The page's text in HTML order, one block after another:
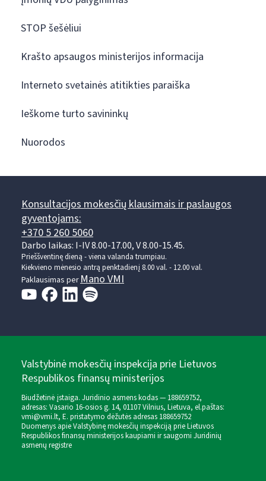
STOP šešėliui
Krašto apsaugos ministerijos informacija
Interneto svetainės atitikties paraiška
Ieškome turto savininkų
Nuorodos
Konsultacijos mokesčių klausimais ir paslaugos
gyventojams:
+370 5 260 5060
Darbo laikas: I-IV 8.00-17.00, V 8.00-15.45.
Prieššventinę dieną - viena valanda trumpiau.
Kiekvieno mėnesio antrą penktadienį 8.00 val. - 12.00 val.
Paklausimas per Mano VMI
Valstybinė mokesčių inspekcija prie Lietuvos
Respublikos finansų ministerijos
Biudžetinė įstaiga. Juridinio asmens kodas — 188659752,
adresas: Vasario 16-osios g. 14, 01107 Vilnius, Lietuva, el.paštas:
vmi@vmi.lt, E. pristatymo dėžutės adresas 188659752
Duomenys apie Valstybinę mokesčių inspekciją prie Lietuvos
Respublikos finansų ministerijos kaupiami ir saugomi Juridinių
asmenų registre